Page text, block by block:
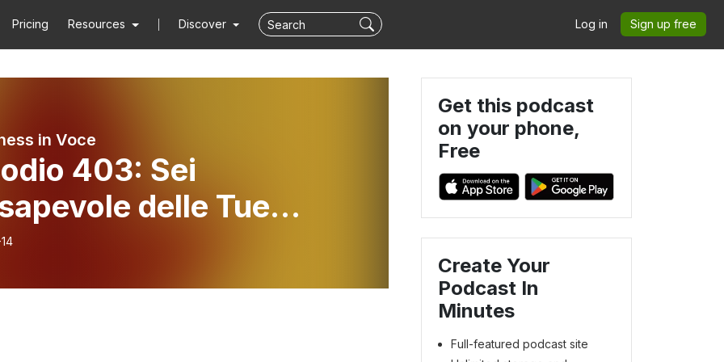
Pricing Resources Discover Log in Sign up free
in Voce
403: Sei
delle Tue
Get this podcast
on your phone,
Free
Create Your
Podcast In
Minutes
Full-featured podcast site